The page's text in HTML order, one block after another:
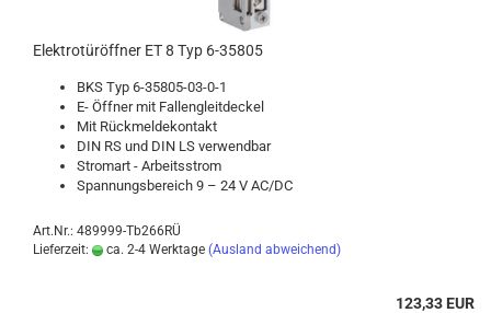
Elek­tro­tür­öff­ner ET 8 Typ 6-​35805
BKS Typ 6-​35805-03-0-1
E- Öff­ner mit Fal­len­gleit­de­ckel
Mit Rück­mel­de­kon­takt
DIN RS und DIN LS ver­wend­bar
Strom­art - Ar­beits­strom
Span­nungs­be­reich 9 – 24 V AC/DC
Art.Nr.: 489999-Tb266RÜ
Lieferzeit:
ca. 2-4 Werktage (Ausland abweichend)
123,33 EUR